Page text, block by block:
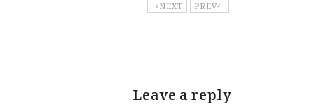
PREV
NEXT
Leave a reply